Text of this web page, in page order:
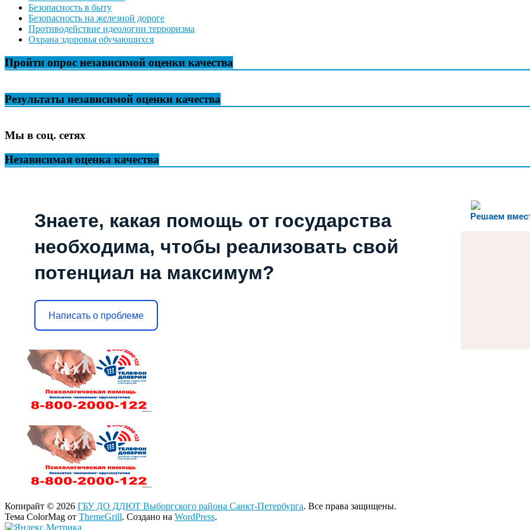
Безопасность в быту
Безопасность на железной дороге
Противодействие идеологии терроризма
Охрана здоровья обучающихся
Пройти опрос независимой оценки качества
Результаты независимой оценки качества
Мы в соц. сетях
Независимая оценка качества
Решаем
Знаете, какая помощь от государства
необходима, чтобы реализовать свой
потенциал на максимум?
Написать о проблеме
Копирайт © 2026 ГБУ ДО ДДЮТ Выборгского района Санкт-Петербурга. Все права защищены.
Тема ColorMag от ThemeGrill. Создано на WordPress.